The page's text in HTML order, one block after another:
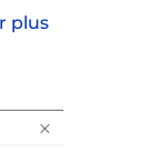
plus